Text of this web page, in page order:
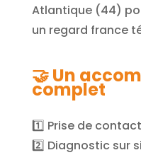
Atlantique (44)
un regard france
🤝Un
complet
1️⃣ Prise de
2️⃣ Diagnostic sur